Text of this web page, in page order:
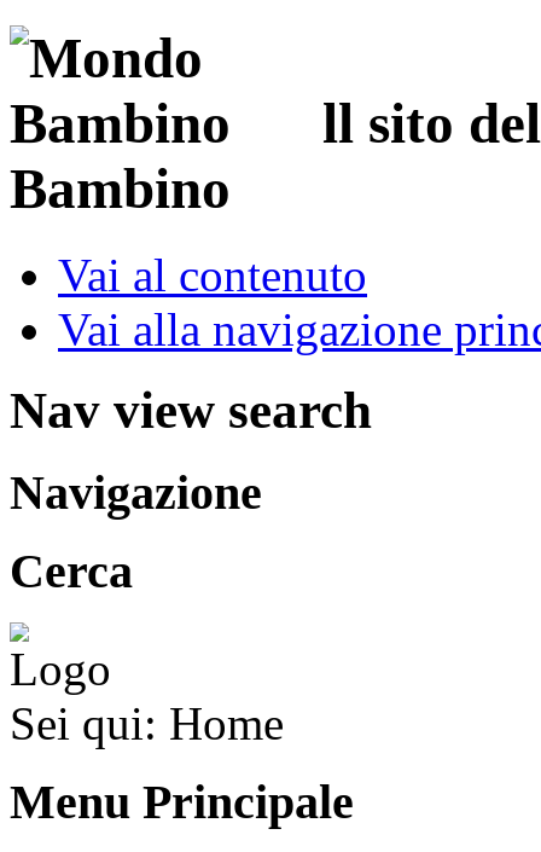
ll sito
Bambino
Vai al contenuto
Vai alla navigazione
Nav view search
Navigazione
Cerca
Sei qui: Home
Menu Principale